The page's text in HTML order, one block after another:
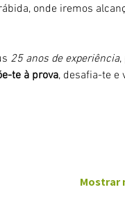
onde iremos
25 anos de experiência,
te à prova, desafia-te e
Mostrar